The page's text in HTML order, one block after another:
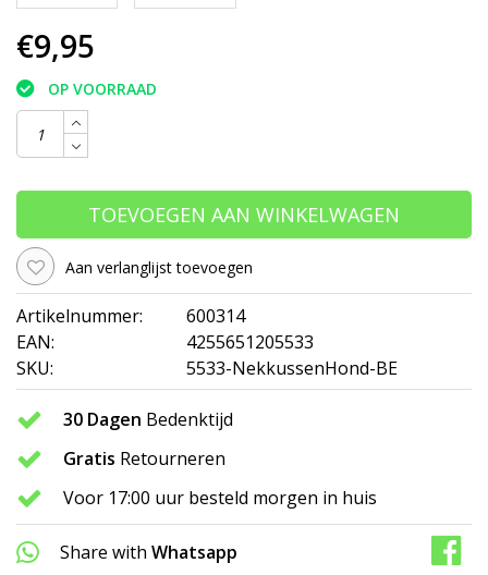
€9,95
OP VOORRAAD
TOEVOEGEN AAN WINKELWAGEN
Aan verlanglijst toevoegen
Artikelnummer:
600314
EAN:
4255651205533
SKU:
5533-NekkussenHond-BE
30 Dagen Bedenktijd
Gratis Retourneren
Voor 17:00 uur besteld morgen in huis
Share with Whatsapp